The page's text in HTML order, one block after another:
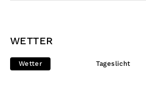
WETTER
Wetter Tageslicht